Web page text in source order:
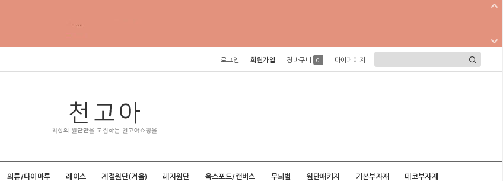
로그인 회원가입 장바구니 0 마이페이지
의류/다이마루 레이스 계절원단(겨울) 레자원단 옥스포드/캔버스 무늬별 원단패키지 기본부자재 데코부자재